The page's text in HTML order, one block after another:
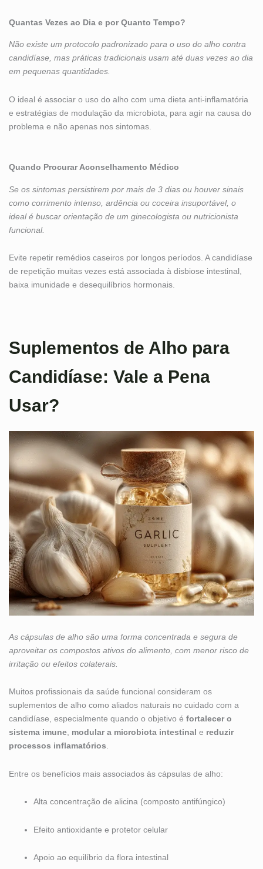
Quantas Vezes ao Dia e por Quanto Tempo?
Não existe um protocolo padronizado para o uso do alho contra
candidíase, mas práticas tradicionais usam até duas vezes ao dia
em pequenas quantidades.
O ideal é associar o uso do alho com uma dieta anti-inflamatória
e estratégias de modulação da microbiota, para agir na causa do
problema e não apenas nos sintomas.
Quando Procurar Aconselhamento Médico
Se os sintomas persistirem por mais de 3 dias ou houver sinais
como corrimento intenso, ardência ou coceira insuportável, o
ideal é buscar orientação de um ginecologista ou nutricionista
funcional.
Evite repetir remédios caseiros por longos períodos. A candidíase
de repetição muitas vezes está associada à disbiose intestinal,
baixa imunidade e desequilíbrios hormonais.
Suplementos de Alho para
Candidíase: Vale a Pena
Usar?
As cápsulas de alho são uma forma concentrada e segura de
aproveitar os compostos ativos do alimento, com menor risco de
irritação ou efeitos colaterais.
Muitos profissionais da saúde funcional consideram os
suplementos de alho como aliados naturais no cuidado com a
candidíase, especialmente quando o objetivo é fortalecer o
sistema imune modular a microbiota intestinal e reduzir
processos inflamatórios
Entre os benefícios mais associados às cápsulas de alho:
Alta concentração de alicina (composto antifúngico)
Efeito antioxidante e protetor celular
Apoio ao equilíbrio da flora intestinal